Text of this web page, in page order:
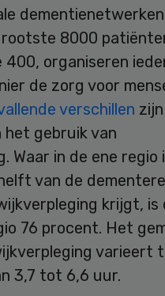
8000
400, organiseren
de zorg voor
verschillen
het gebruik van
Waar in de ene regio
van de
krijgt, is
76 procent. Het
varieert
3,7 tot 6,6 uur.